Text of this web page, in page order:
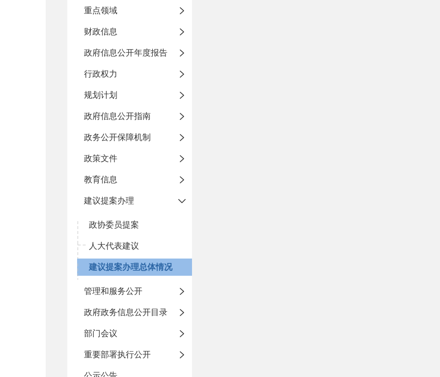
重点领域
财政信息
政府信息公开年度报告
行政权力
规划计划
政府信息公开指南
政务公开保障机制
政策文件
教育信息
建议提案办理
政协委员提案
人大代表建议
建议提案办理总体情况
管理和服务公开
政府政务信息公开目录
部门会议
重要部署执行公开